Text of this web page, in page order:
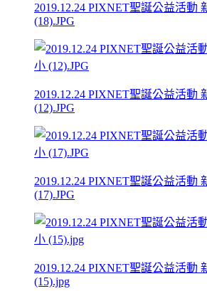
2019.12.24 PIXNET聖誕公益活動
(18).JPG
2019.12.24 PIXNET聖誕公益活動
(12).JPG
2019.12.24 PIXNET聖誕公益活動
(17).JPG
2019.12.24 PIXNET聖誕公益活動
(15).jpg